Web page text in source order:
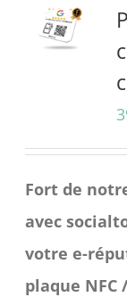
Fort de
avec
votre e-
plaque NFC